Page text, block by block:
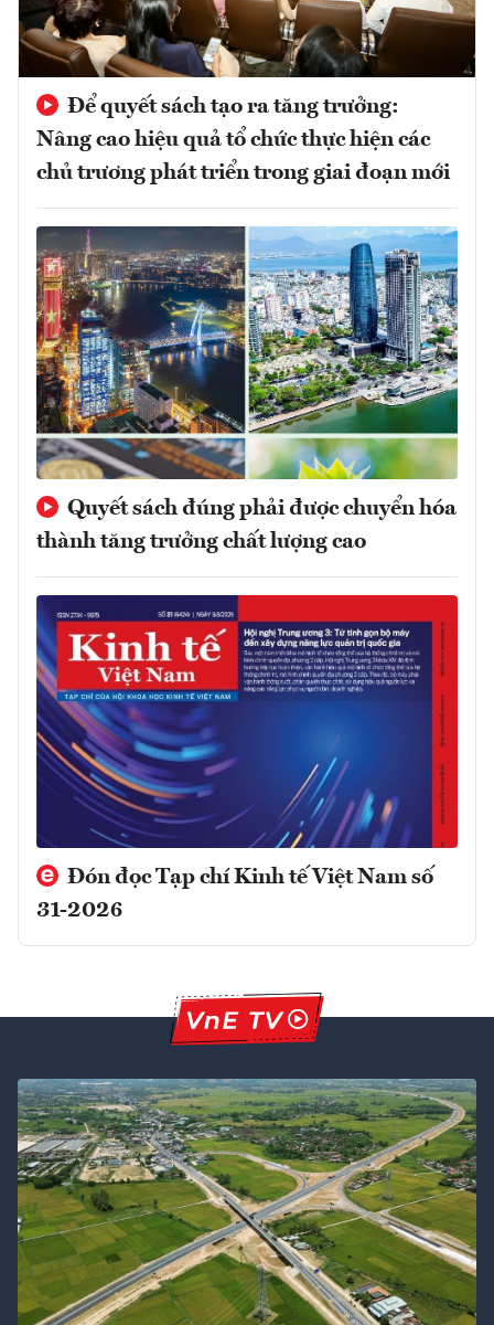
Để quyết sách tạo ra tăng trưởng:
Nâng cao hiệu quả tổ chức thực hiện các
chủ trương phát triển trong giai đoạn mới
Quyết sách đúng phải được chuyển hóa
thành tăng trưởng chất lượng cao
Đón đọc Tạp chí Kinh tế Việt Nam số
31-2026